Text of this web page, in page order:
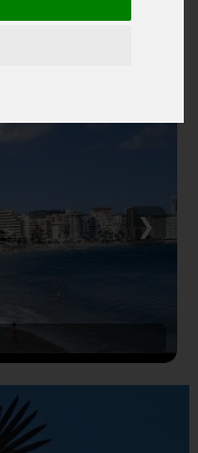
turismo en general
❯